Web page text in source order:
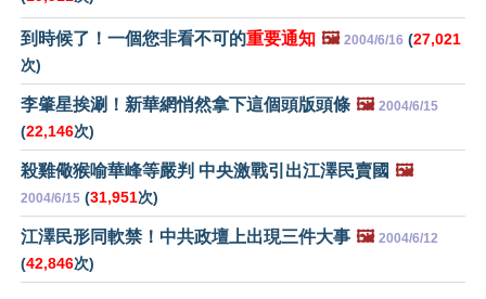
到時候了！一個您非看不可的重要通知 🖼️ 2004/6/16 (27,021
次)
李肇星挨涮！新華網悄然拿下這個頭版頭條 🖼️ 2004/6/15
(22,146次)
殺雞儆猴喻華峰等嚴判 中央激戰引出江澤民賣國 🖼️
2004/6/15 (31,951次)
江澤民形同軟禁！中共政壇上出現三件大事 🖼️ 2004/6/12
(42,846次)